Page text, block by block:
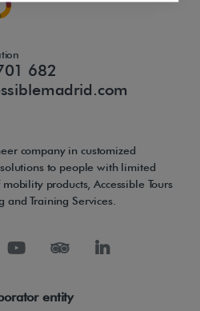
682
company in customized
to people with limited
products, Accessible Tours
and Training Services.
entity